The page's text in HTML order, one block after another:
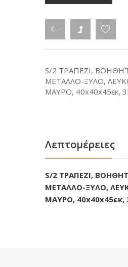
S/2 ΤΡΑΠΕΖΙ,
ΜΕΤΑΛΛΟ-ΞΥΛΟ,
ΜΑΥΡΟ, 40x40x45εκ,
Λεπτομέρειες
S/2 ΤΡΑΠΕΖΙ,
ΜΕΤΑΛΛΟ-ΞΥΛΟ,
ΜΑΥΡΟ, 40x40x45εκ,